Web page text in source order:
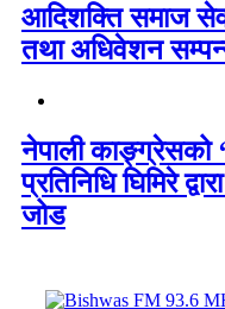
आदिशक्ति समाज
तथा अधिवेशन
नेपाली काङ्ग्रेसको
प्रतिनिधि घिमिरे
जोड